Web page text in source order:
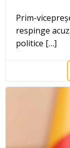
Prim-
respinge
politice […]